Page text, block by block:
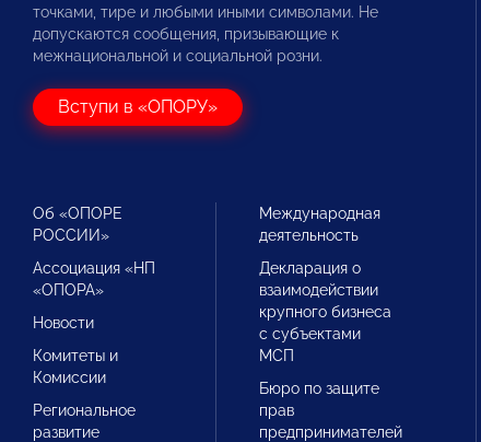
точками, тире и любыми иными символами. Не
допускаются сообщения, призывающие к
межнациональной и социальной розни.
Вступи в «ОПОРУ»
Об «ОПОРЕ
РОССИИ»
Ассоциация «НП
«ОПОРА»
Новости
Комитеты и
Комиссии
Региональное
развитие
Международная
деятельность
Декларация о
взаимодействии
крупного бизнеса
с субъектами
МСП
Бюро по защите
прав
предпринимателей